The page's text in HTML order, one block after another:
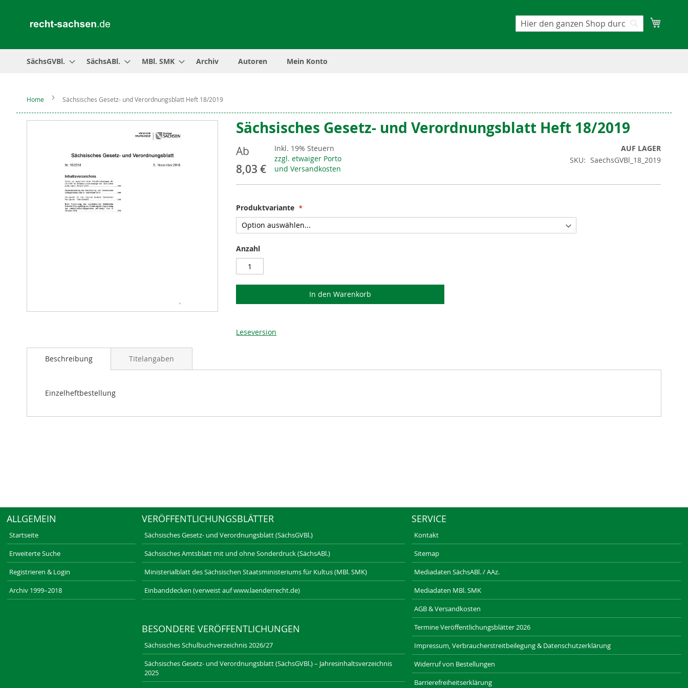
Suche
SächsGVBl. SächsABl. MBl. SMK Archiv Autoren Mein Konto
Home Sächsisches Gesetz- und Verordnungsblatt Heft 18/2019
Sächsisches Gesetz- und Verordnungsblatt Heft 18/2019
Ab
8,03 €
Inkl. 19% Steuern
zzgl. etwaiger Porto
und Versandkosten
AUF LAGER
SKU
SaechsGVBl_18_2019
Produktvariante
Anzahl
In den Warenkorb
Leseversion
Bildergalerie
springenBeschreibung
Einzelheftbestellung
Titelangaben
ALLGEMEIN
Startseite
Erweiterte Suche
Registrieren & Login
Archiv 1999–2018
VERÖFFENTLICHUNGSBLÄTTER
Sächsisches Gesetz- und Verordnungsblatt (SächsGVBl.)
Sächsisches Amtsblatt mit und ohne Sonderdruck (SächsABl.)
Ministerialblatt des Sächsischen Staatsministeriums für Kultus (MBl. SMK)
Einbanddecken (verweist auf www.laenderrecht.de)
BESONDERE VERÖFFENTLICHUNGEN
Sächsisches Schulbuchverzeichnis 2026/27
Sächsisches Gesetz- und Verordnungsblatt (SächsGVBl.) – Jahresinhaltsverzeichnis
2025
SERVICE
Kontakt
Sitemap
Mediadaten SächsABl. / AAz.
Mediadaten MBl. SMK
AGB & Versandkosten
Termine Veröffentlichungsblätter 2026
Impressum, Verbraucherstreitbeilegung & Datenschutzerklärung
Widerruf von Bestellungen
Barrierefreiheitserklärung